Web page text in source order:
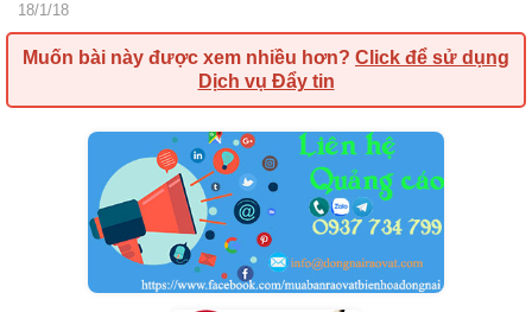
18/1/18
Muốn bài này được xem nhiều hơn? Click để sử dụng
Dịch vụ Đẩy tin